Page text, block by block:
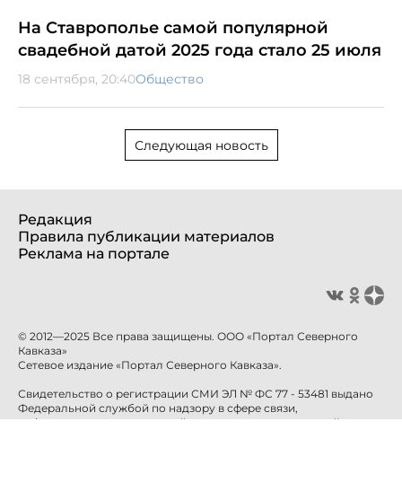
На Ставрополье самой популярной
свадебной датой 2025 года стало 25 июля
18 сентября, 20:40Общество
Следующая новость
Редакция
Правила публикации материалов
Реклама на портале
© 2012—2025 Все права защищены. ООО «Портал Северного
Кавказа»
Сетевое издание «Портал Северного Кавказа».
Свидетельство о регистрации СМИ ЭЛ № ФС 77 - 53481 выдано
Федеральной службой по надзору в сфере связи,
информационных технологий и массовых коммуникаций